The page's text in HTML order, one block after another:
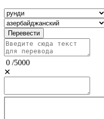
Перевести
0 /5000
✕